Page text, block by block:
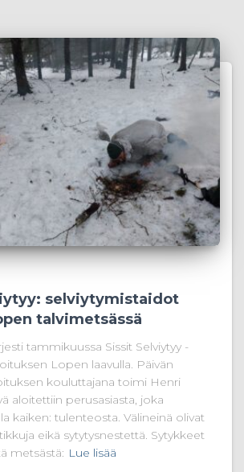
selviytymistaidot
talvimetsässä
tammikuussa Sissit Selviytyy -
Lopen laavulla. Päivän
kouluttajana toimi Henri
aloitettiin perusasiasta, joka
kaiken: tulenteosta. Välineinä olivat
eikä sytytysnestettä. Sytykkeet
metsästä: Lue lisää